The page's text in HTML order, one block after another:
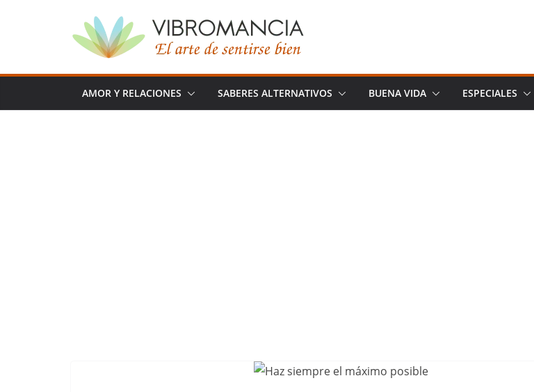
AMOR Y RELACIONES SABERES ALTERNATIVOS BUENA VIDA ESPECIALES